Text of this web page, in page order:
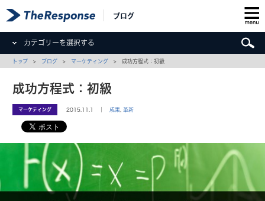
ブログ
カテゴリーを選択する
トップ > ブログ > マーケティング > 成功方程式：初級
成功方程式：初級
マーケティング 2015.11.1 ｜ 成果 ,革新